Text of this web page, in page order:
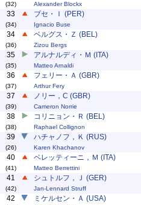
(32) Alexander Blockx
33
(34)
ブセ・Ｉ (PER)
Ignacio Buse
34
(36)
ベルグス・Ｚ (BEL)
Zizou Bergs
35
(35)
アルナルディ・Ｍ (ITA)
Matteo Arnaldi
36
(37)
フェリー・Ａ (GBR)
Arthur Fery
37
(39)
ノリー，C (GBR)
Cameron Norrie
38
(38)
コリニョン・Ｒ (BEL)
Raphael Collignon
39
(26)
ハチャノフ，Ｋ (RUS)
Karen Khachanov
40
(41)
ベレッティーニ，Ｍ (ITA)
Matteo Berrettini
41
(42)
シュトルフ，Ｊ (GER)
Jan-Lennard Struff
42 ミケルセン・Ａ (USA)